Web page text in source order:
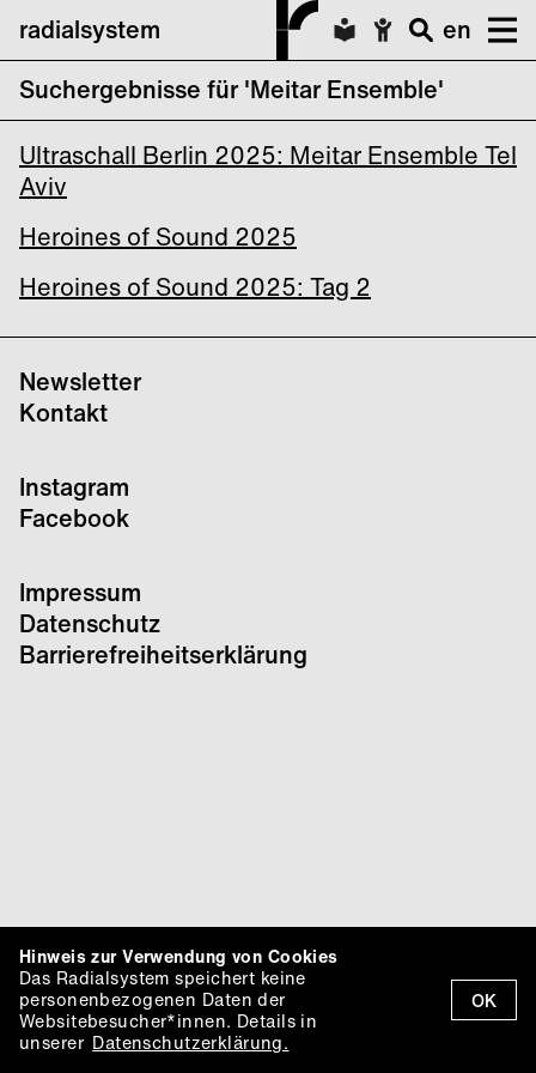
radialsystem
en
Suchergebnisse für 'Meitar Ensemble'
Ultraschall Berlin 2025
Ultraschall Berlin 2025: Meitar Ensemble Tel
Aviv
Heroines of Sound 2025
Heroines of Sound 2025: Tag 2
Newsletter
Kontakt
Instagram
Facebook
Impressum
Datenschutz
Barrierefreiheitserklärung
OK
Hinweis zur Verwendung von Cookies
Das Radialsystem speichert keine
personenbezogenen Daten der
Websitebesucher*innen. Details in
unserer Datenschutzerklärung.